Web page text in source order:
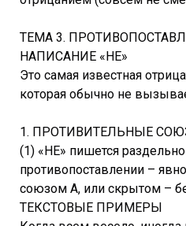
ТЕМА 3.
НАПИСАНИЕ «НЕ»
Это самая известная
которая обычно не
1. ПРОТИВИТЕЛЬНЫЕ
(1) «НЕ» пишется
противопоставлении –
союзом А, или скрытом –
ТЕКСТОВЫЕ ПРИМЕРЫ